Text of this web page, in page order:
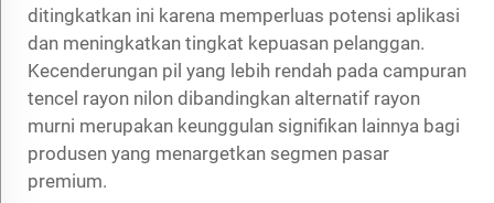
ditingkatkan ini karena memperluas potensi aplikasi
dan meningkatkan tingkat kepuasan pelanggan.
Kecenderungan pil yang lebih rendah pada campuran
tencel rayon nilon dibandingkan alternatif rayon
murni merupakan keunggulan signifikan lainnya bagi
produsen yang menargetkan segmen pasar
premium.